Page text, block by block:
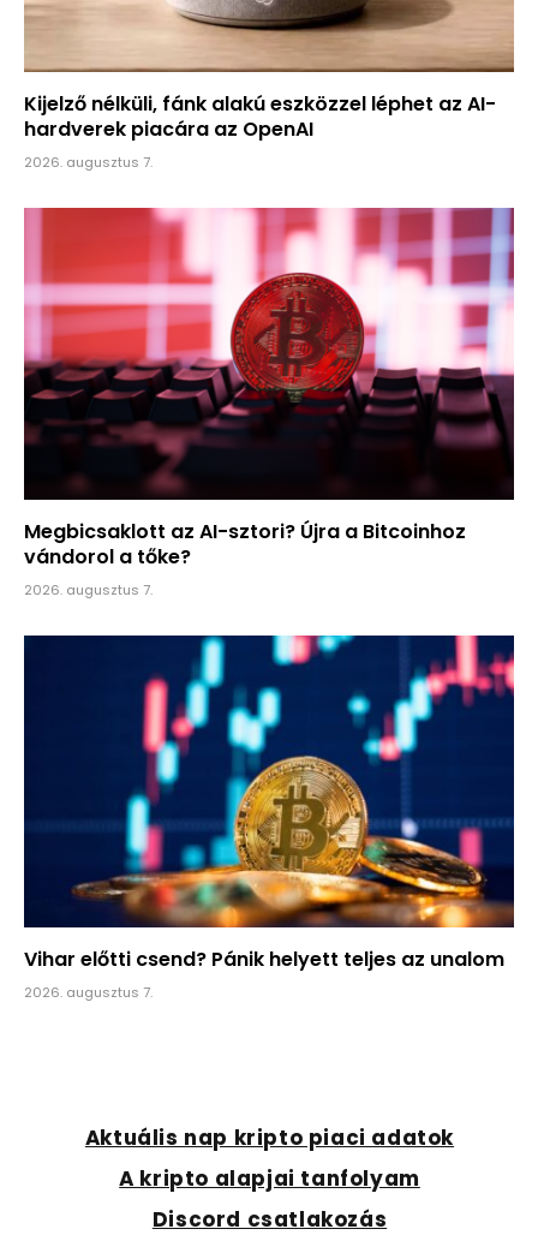
Kijelző nélküli, fánk alakú eszközzel léphet az AI-
hardverek piacára az OpenAI
2026. augusztus 7.
Megbicsaklott az AI-sztori? Újra a Bitcoinhoz
vándorol a tőke?
2026. augusztus 7.
Vihar előtti csend? Pánik helyett teljes az unalom
2026. augusztus 7.
Aktuális nap kripto piaci adatok
A kripto alapjai tanfolyam
Discord csatlakozás